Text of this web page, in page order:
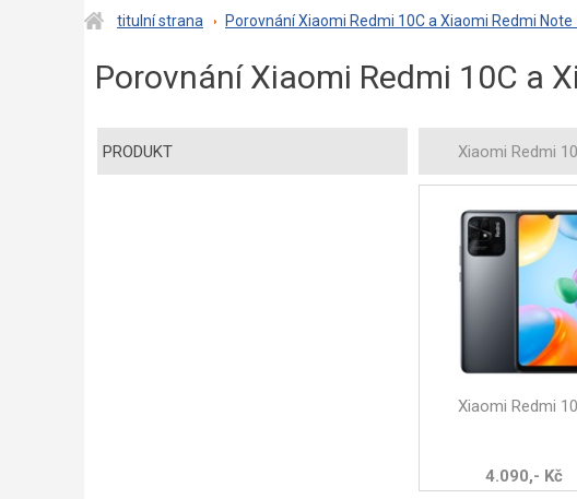
titulní strana Porovnání Xiaomi Redmi 10C a Xiaomi Redmi
Porovnání Xiaomi Redmi 10C a
PRODUKT Xiaomi Redmi
Xiaomi Redmi
4.090,- Kč